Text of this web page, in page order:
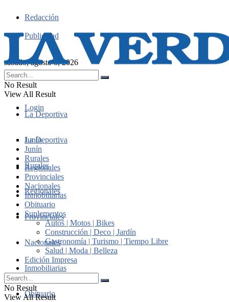
Redacción
Publicidad
sábado, agosto 8, 2026
Login
No Result
View All Result
La Deportiva
Junín
Rurales
Regionales
Provinciales
Nacionales
Inmobiliarias
Obituario
La Deportiva
Junín
Rurales
Regionales
Provinciales
Nacionales
Inmobiliarias
Obituario
Suplementos
Autos | Motos | Bikes
Construcción | Deco | Jardín
Gastronomía | Turismo | Tiempo Libre
Salud | Moda | Belleza
Edición Impresa
No Result
View All Result